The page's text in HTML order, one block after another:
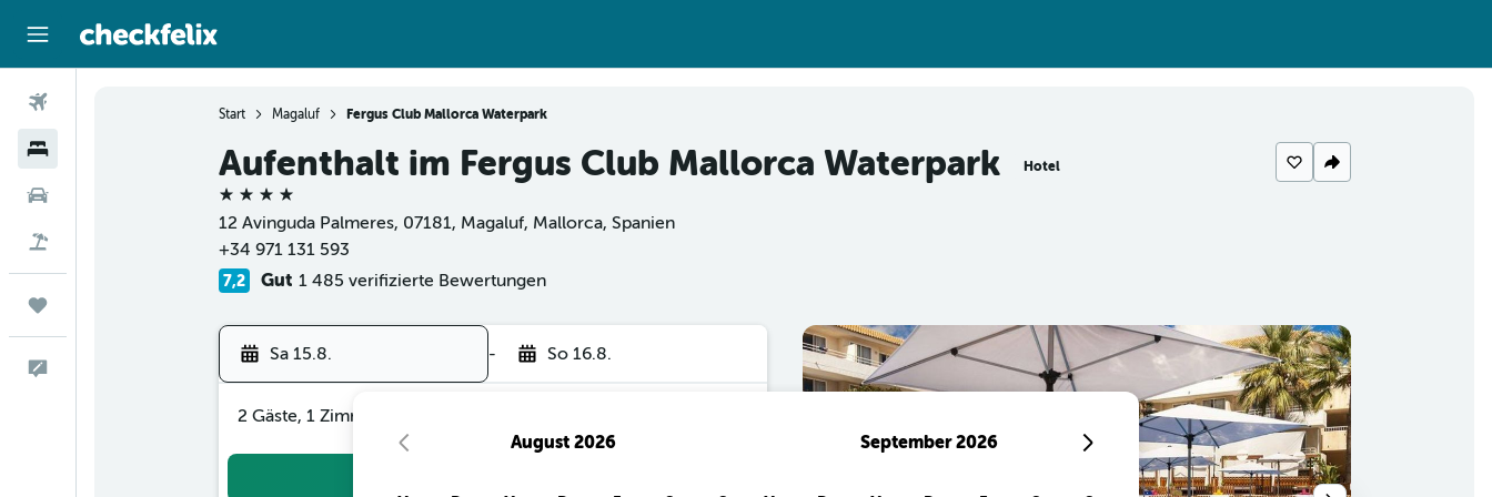
Start Magaluf Fergus Club Mallorca Waterpark
Aufenthalt im Fergus Club Mallorca Waterpark Hotel
4 Sterne
12 Avinguda Palmeres, 07181, Magaluf, Mallorca, Spanien
+34 971 131 593
7,2 Gut 1 485 verifizierte Bewertungen
Sa 15.8. - So 16.8.
2 Gäste, 1 Zimmer
August 2026 September 2026